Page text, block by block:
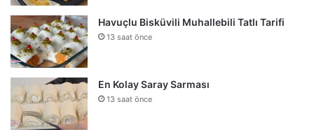
Havuçlu Bisküvili Muhallebili Tatlı Tarifi
13 saat önce
En Kolay Saray Sarması
13 saat önce